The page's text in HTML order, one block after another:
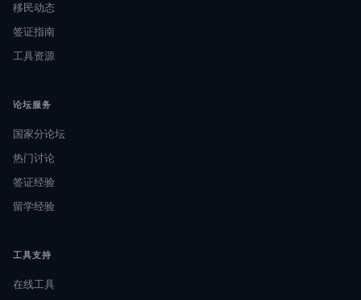
移民动态
签证指南
工具资源
论坛服务
国家分论坛
热门讨论
签证经验
留学经验
工具支持
在线工具